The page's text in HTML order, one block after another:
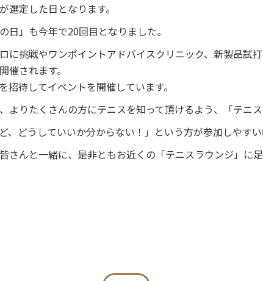
選定した日となります。
日」も今年で20回目となりました。
に挑戦やワンポイントアドバイスクリニック、新製品試
催されます。
招待してイベントを開催しています。
よりたくさんの方にテニスを知って頂けるよう、「テニ
、どうしていいか分からない！」という方が参加しやす
さんと一緒に、是非ともお近くの「テニスラウンジ」に